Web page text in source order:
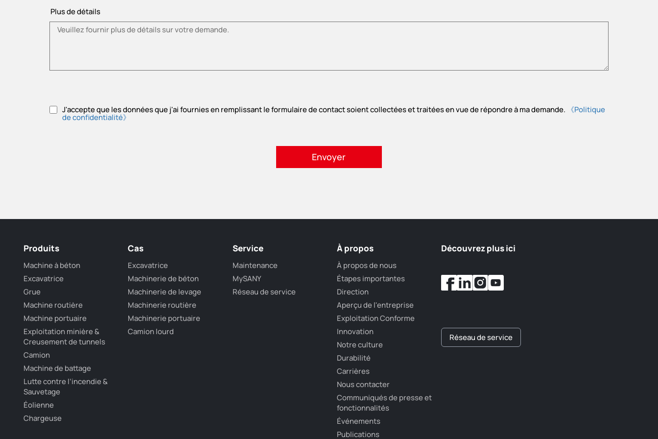
Plus de détails
J'accepte que les données que j'ai fournies en remplissant le formulaire de contact soient collectées et traitées en vue de répondre à ma demande. 《Politique
de confidentialité》
Produits
Machine à béton
Excavatrice
Grue
Machine routière
Machine portuaire
Exploitation minière &
Creusement de tunnels
Camion
Machine de battage
Lutte contre l’incendie &
Sauvetage
Éolienne
Chargeuse
Cas
Excavatrice
Machinerie de béton
Machinerie de levage
Machinerie routière
Machinerie portuaire
Camion lourd
Service
Maintenance
MySANY
Réseau de service
À propos
À propos de nous
Étapes importantes
Direction
Aperçu de l'entreprise
Exploitation Conforme
Innovation
Notre culture
Durabilité
Carrières
Nous contacter
Communiqués de presse et
fonctionnalités
Événements
Publications
Découvrez plus ici
Réseau de service